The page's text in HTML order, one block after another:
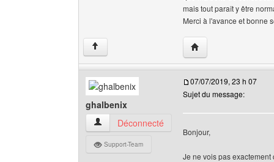
mais tout paraît y être
Merci à l'avance et bonne
↑ Visiter le site web
ghalbenix
ghalbenix Voir le profil de l'utilisateur
Déconnecté
Support-Team
07/07/2019, 23 h 07
Sujet du message:
Bonjour,
Je ne vois pas